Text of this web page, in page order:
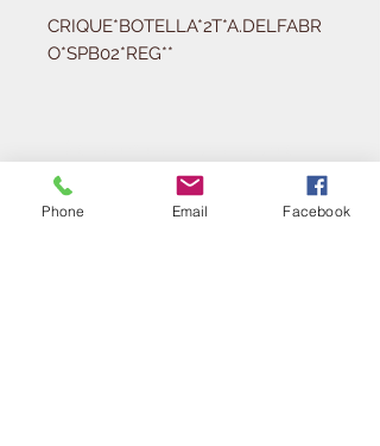
CRIQUE*BOTELLA*2T*A.DELFABR
O*SPB02*REG**
¿Necesitas equipar tu
ferretería?
Phone Email Facebook